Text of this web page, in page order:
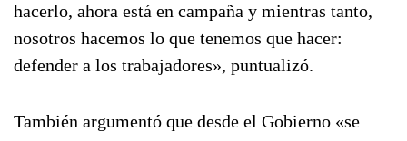
hacerlo, ahora está en campaña y mientras tanto,
nosotros hacemos lo que tenemos que hacer:
defender a los trabajadores», puntualizó.
También argumentó que desde el Gobierno «se